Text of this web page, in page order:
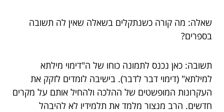
שאלה: מה קורה כשנתקלים בשאלה שאין לה תשובה
בספרים?
תשובה: כאן נכנס לתמונה כוחו של ה"דימוי מילתא
למילתא" (דימוי דבר לדבר). בישיבה לומדים לזקק את
העקרונות המופשטים של ההלכה ולהחיל אותם על מקרים
חדשים. הרב מנצור מלמד את תלמידיו לא להיבהל